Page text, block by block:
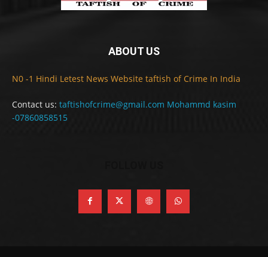
ABOUT US
N0 -1 Hindi Letest News Website taftish of Crime In India
Contact us: taftishofcrime@gmail.com Mohammd kasim
-07860858515